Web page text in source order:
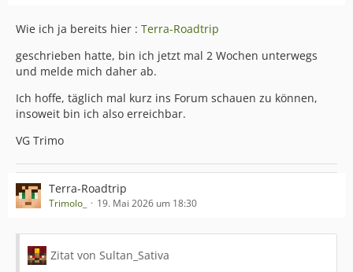
Wie ich ja bereits hier : Terra-Roadtrip
geschrieben hatte, bin ich jetzt mal 2 Wochen unterwegs
und melde mich daher ab.
Ich hoffe, täglich mal kurz ins Forum schauen zu können,
insoweit bin ich also erreichbar.
VG Trimo
Terra-Roadtrip
Trimolo_ 19. Mai 2026 um 18:30
Zitat von Sultan_Sativa